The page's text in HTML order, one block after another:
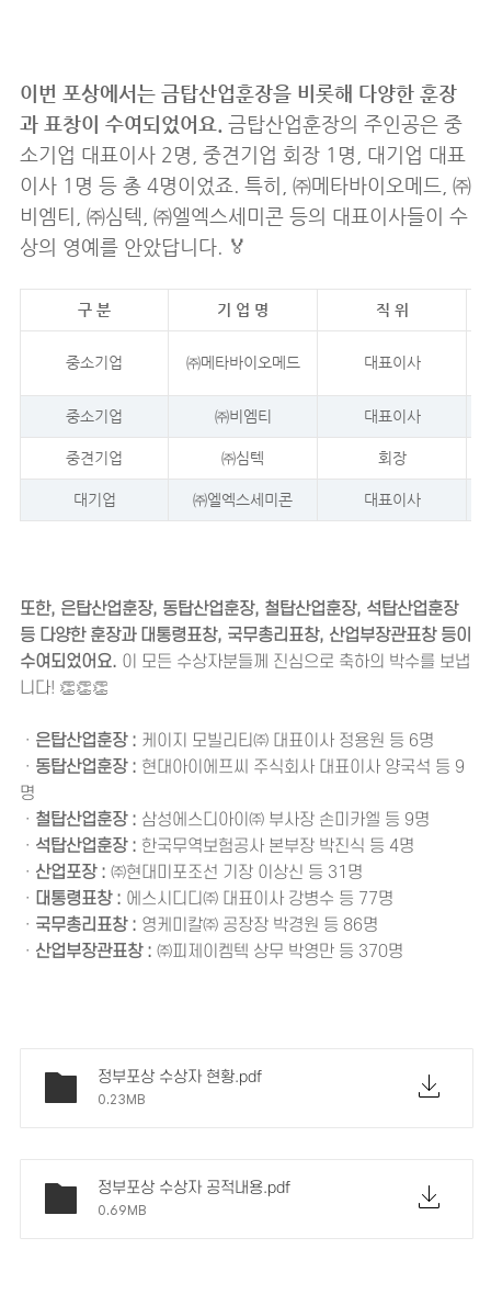
이번 포상에서는 금탑산업훈장을 비롯해 다양한 훈장
과 표창이 수여되었어요. 금탑산업훈장의 주인공은 중
소기업 대표이사 2명, 중견기업 회장 1명, 대기업 대표
이사 1명 등 총 4명이었죠. 특히, ㈜메타바이오메드, ㈜
비엠티, ㈜심텍, ㈜엘엑스세미콘 등의 대표이사들이 수
상의 영예를 안았답니다. 🏅
구 분 기 업 명 직 위
중소기업 ㈜메타바이오메드 대표이사
중소기업 ㈜비엠티 대표이사
중견기업 ㈜심텍 회장
대기업 ㈜엘엑스세미콘 대표이사
또한, 은탑산업훈장, 동탑산업훈장, 철탑산업훈장, 석탑산업훈장
등 다양한 훈장과 대통령표창, 국무총리표창, 산업부장관표창 등이
수여되었어요. 이 모든 수상자분들께 진심으로 축하의 박수를 보냅
니다! 👏👏👏
ㆍ 은탑산업훈장 : 케이지 모빌리티㈜ 대표이사 정용원 등 6명
ㆍ 동탑산업훈장 : 현대아이에프씨 주식회사 대표이사 양국석 등 9
명
ㆍ 철탑산업훈장 : 삼성에스디아이㈜ 부사장 손미카엘 등 9명
ㆍ 석탑산업훈장 : 한국무역보험공사 본부장 박진식 등 4명
ㆍ 산업포장 : ㈜현대미포조선 기장 이상신 등 31명
ㆍ 대통령표창 : 에스시디디㈜ 대표이사 강병수 등 77명
ㆍ 국무총리표창 : 영케미칼㈜ 공장장 박경원 등 86명
ㆍ 산업부장관표창 : ㈜피제이켐텍 상무 박영만 등 370명
정부포상 수상자 현황.pdf
0.23MB
정부포상 수상자 공적내용.pdf
0.69MB